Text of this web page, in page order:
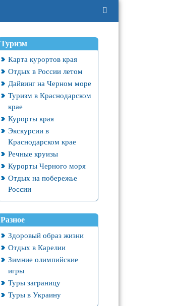
Туризм
Карта курортов края
Отдых в России летом
Дайвинг на Черном море
Туризм в Краснодарском
крае
Курорты края
Экскурсии в
Краснодарском крае
Речные круизы
Курорты Черного моря
Отдых на побережье
России
Разное
Здоровый образ жизни
Отдых в Карелии
Зимние олимпийские
игры
Туры заграницу
Туры в Украину